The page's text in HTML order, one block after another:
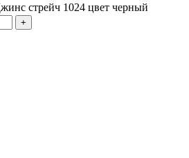
стрейч 1024 цвет черный